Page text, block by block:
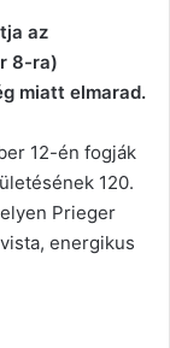
az
8-ra)
miatt elmarad.
12-én fogják
120.
Prieger
energikus